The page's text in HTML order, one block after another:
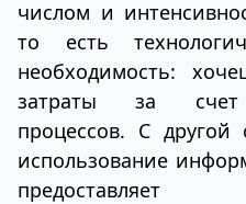
числом и
то есть
необходимость:
затраты за счет
процессов. С другой
использование
предоставляет